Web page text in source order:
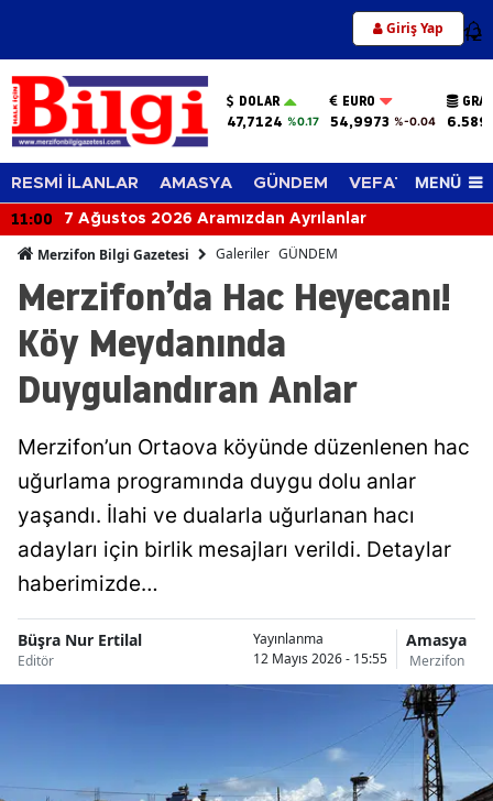
Giriş Yap 12
DOLAR
47,7124 %0.17
EURO
54,9973 %-0.04
RESMİ İLANLAR AMASYA GÜNDEM VEFAT EDENLER
MENÜ
11:00 7 Ağustos 2026 Aramızdan Ayrılanlar
Merzifon Bilgi Gazetesi Galeriler GÜNDEM
Merzifon’da Hac Heyecanı!
Köy Meydanında
Duygulandıran Anlar
Merzifon’un Ortaova köyünde düzenlenen hac
uğurlama programında duygu dolu anlar
yaşandı. İlahi ve dualarla uğurlanan hacı
adayları için birlik mesajları verildi. Detaylar
haberimizde…
Büşra Nur Ertilal
Editör
Yayınlanma
12 Mayıs 2026 - 15:55
Amasya
Merzifon